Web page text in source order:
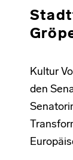
Kultur
den